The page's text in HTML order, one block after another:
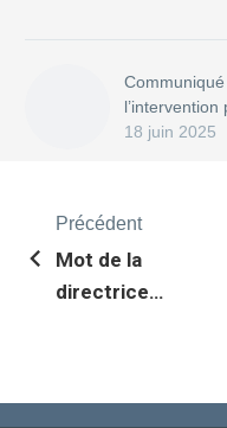
18 juin 2025
Précédent
Mot de la
directrice